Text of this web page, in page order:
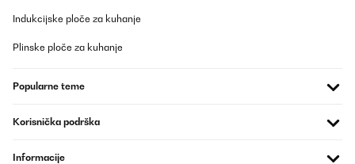
Bin absolut zufrieden mit diesem Produkt. Würde ich immer
Amazon-Benutzer
Indukcijske ploče za kuhanje
Plinske ploče za kuhanje
Popularne teme
Korisnička podrška
Informacije